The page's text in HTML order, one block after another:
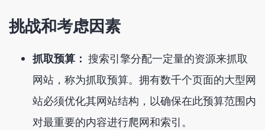
挑战和考虑因素
抓取预算： 搜索引擎分配一定量的资源来抓取
网站，称为抓取预算。拥有数千个页面的大型网
站必须优化其网站结构，以确保在此预算范围内
对最重要的内容进行爬网和索引。